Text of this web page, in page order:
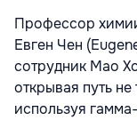
Профессор
Евген Чен
сотрудник Мао
открывая путь
используя